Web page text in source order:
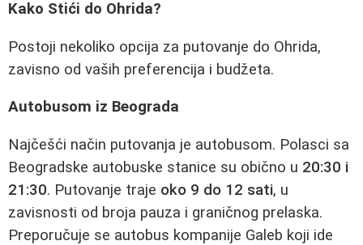
Kako Stići do Ohrida?
Postoji nekoliko opcija za putovanje do Ohrida,
zavisno od vaših preferencija i budžeta.
Autobusom iz Beograda
Najčešći način putovanja je autobusom. Polasci sa
Beogradske autobuske stanice su obično u 20:30 i
21:30. Putovanje traje oko 9 do 12 sati, u
zavisnosti od broja pauza i graničnog prelaska.
Preporučuje se autobus kompanije Galeb koji ide